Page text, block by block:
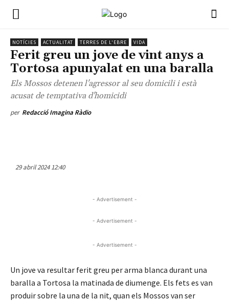
NOTÍCIES ACTUALITAT TERRES DE L'EBRE VIDA
Ferit greu un jove de vint anys a
Tortosa apunyalat en una baralla
Els Mossos detenen l'agressor al seu domicili i està
acusat de temptativa d'homicidi
per Redacció Imagina Ràdio
29 abril 2024 12:40
- Advertisement -
- Advertisement -
- Advertisement -
Un jove va resultar ferit greu per arma blanca durant una
baralla a Tortosa la matinada de diumenge. Els fets es van
produir sobre la una de la nit, quan els Mossos van ser